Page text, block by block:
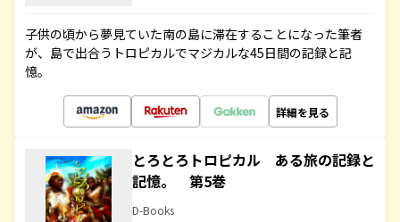
子供の頃から夢見ていた南の島に滞在することになった筆者
が、島で出合うトロピカルでマジカルな45日間の記録と記
憶。
詳細を見る
とろとろトロピカル ある旅の記録と
記憶。 第5巻
D-Books